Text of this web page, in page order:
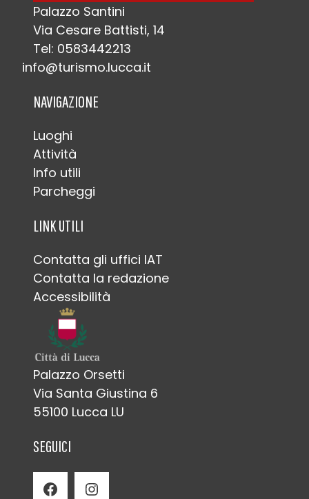
Palazzo Santini
Via Cesare Battisti, 14
Tel: 0583442213
info@turismo.lucca.it
NAVIGAZIONE
Luoghi
Attività
Info utili
Parcheggi
LINK UTILI
Contatta gli uffici IAT
Contatta la redazione
Accessibilità
Palazzo Orsetti
Via Santa Giustina 6
55100 Lucca LU
SEGUICI
Facebook Instagram